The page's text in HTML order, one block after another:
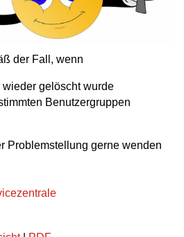
der Fall, wenn
gelöscht wurde
Benutzergruppen
Problemstellung gerne wenden